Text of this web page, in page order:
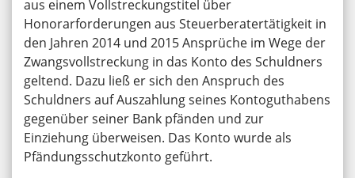
aus einem Vollstreckungstitel über
Honorarforderungen aus Steuerberatertätigkeit in
den Jahren 2014 und 2015 Ansprüche im Wege der
Zwangsvollstreckung in das Konto des Schuldners
geltend. Dazu ließ er sich den Anspruch des
Schuldners auf Auszahlung seines Kontoguthabens
gegenüber seiner Bank pfänden und zur
Einziehung überweisen. Das Konto wurde als
Pfändungsschutzkonto geführt.